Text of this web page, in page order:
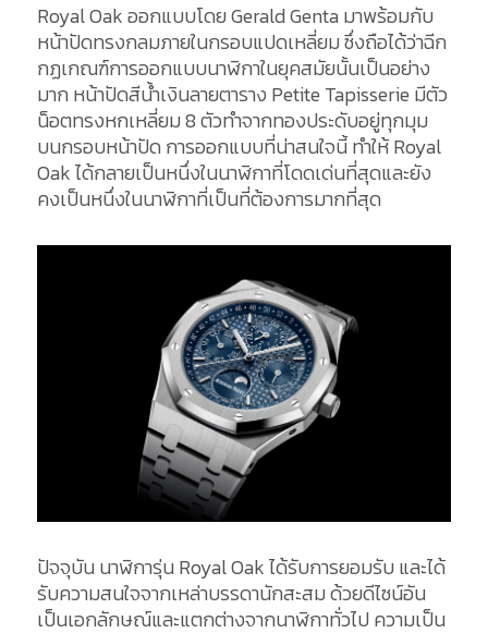
Royal Oak ออกแบบโดย Gerald Genta มาพร้อมกับ
หน้าปัดทรงกลมภายในกรอบแปดเหลี่ยม ซึ่งถือได้ว่าฉีก
กฏเกณฑ์การออกแบบนาฬิกาในยุคสมัยนั้นเป็นอย่าง
มาก หน้าปัดสีน้ำเงินลายตาราง Petite Tapisserie มีตัว
น็อตทรงหกเหลี่ยม 8 ตัวทำจากทองประดับอยู่ทุกมุม
บนกรอบหน้าปัด การออกแบบที่น่าสนใจนี้ ทำให้ Royal
Oak ได้กลายเป็นหนึ่งในนาฬิกาที่โดดเด่นที่สุดและยัง
คงเป็นหนึ่งในนาฬิกาที่เป็นที่ต้องการมากที่สุด
ปัจจุบัน นาฬิการุ่น Royal Oak ได้รับการยอมรับ และได้
รับความสนใจจากเหล่าบรรดานักสะสม ด้วยดีไซน์อัน
เป็นเอกลักษณ์และแตกต่างจากนาฬิกาทั่วไป ความเป็น